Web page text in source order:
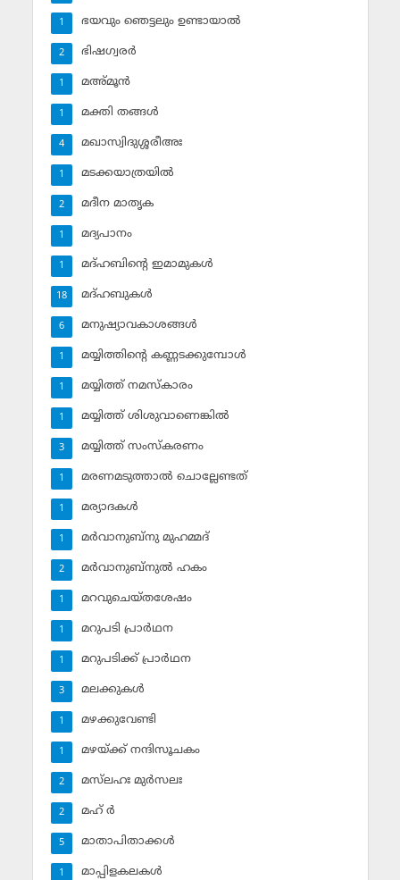
ഭയവും ഞെട്ടലും ഉണ്ടായാല്‍
1
ഭിഷഗ്വരര്‍
2
മഅ്മൂന്‍
1
മക്തി തങ്ങള്‍
1
മഖാസ്വിദുശ്ശരീഅഃ
4
മടക്കയാത്രയില്‍
1
മദീന മാതൃക
2
മദ്യപാനം
1
മദ്ഹബിന്റെ ഇമാമുകള്‍
1
മദ്ഹബുകള്‍
18
മനുഷ്യാവകാശങ്ങള്‍
6
മയ്യിത്തിന്റെ കണ്ണടക്കുമ്പോള്‍
1
മയ്യിത്ത് നമസ്‌കാരം
1
മയ്യിത്ത് ശിശുവാണെങ്കില്‍
1
മയ്യിത്ത് സംസ്‌കരണം
3
മരണമടുത്താല്‍ ചൊല്ലേണ്ടത്
1
മര്യാദകള്‍
1
മര്‍വാനുബ്‌നു മുഹമ്മദ്
1
മര്‍വാനുബ്‌നുല്‍ ഹകം
2
മറവുചെയ്തശേഷം
1
മറുപടി പ്രാര്‍ഥന
1
മറുപടിക്ക് പ്രാര്‍ഥന
1
മലക്കുകള്‍
3
മഴക്കുവേണ്ടി
1
മഴയ്ക്ക് നന്ദിസൂചകം
1
മസ്‌ലഹഃ മുര്‍സലഃ
2
മഹ് ര്‍
2
മാതാപിതാക്കള്‍
5
മാപ്പിളകലകള്‍
1